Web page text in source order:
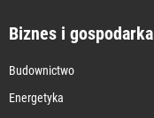
Biznes i gospodarka
Budownictwo
Energetyka